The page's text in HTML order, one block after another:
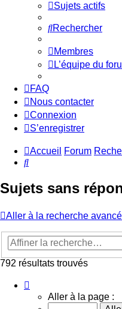
Sujets actifs
Rechercher
Membres
L’équipe du
FAQ
Nous contacter
Connexion
S’enregistrer
Accueil Forum
Rechercher
Sujets sans
Aller à la recherche
792 résultats trouvés
Aller à la page :